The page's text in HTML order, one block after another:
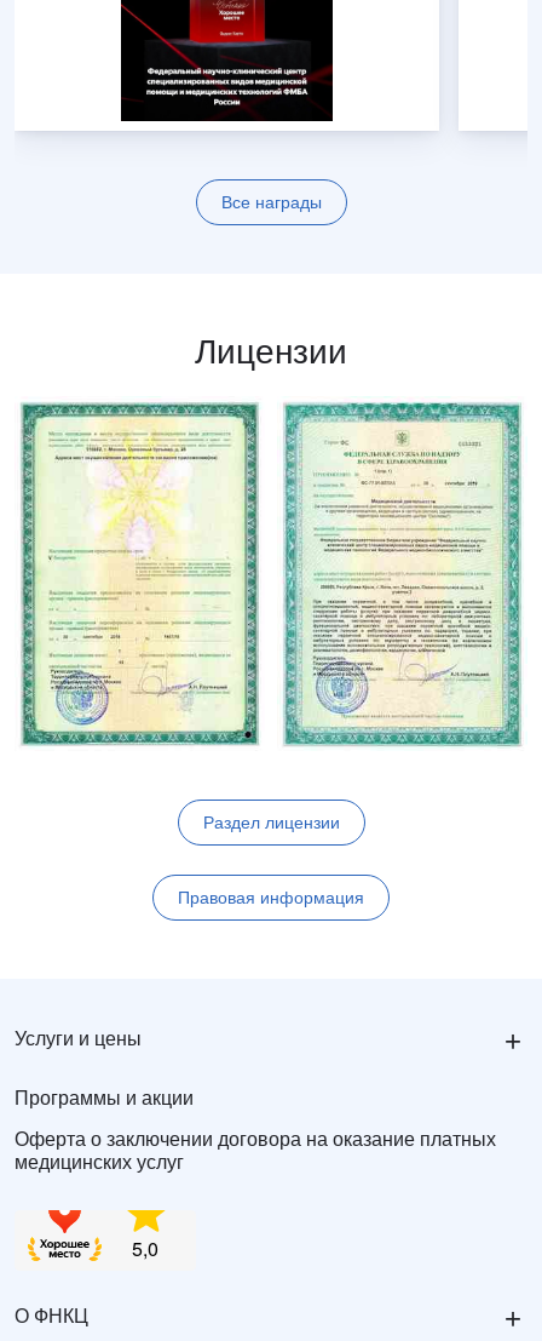
Все награды
Лицензии
Раздел лицензии
Правовая информация
Услуги и цены +
Программы и акции
Оферта о заключении договора на оказание платных
медицинских услуг
О ФНКЦ +